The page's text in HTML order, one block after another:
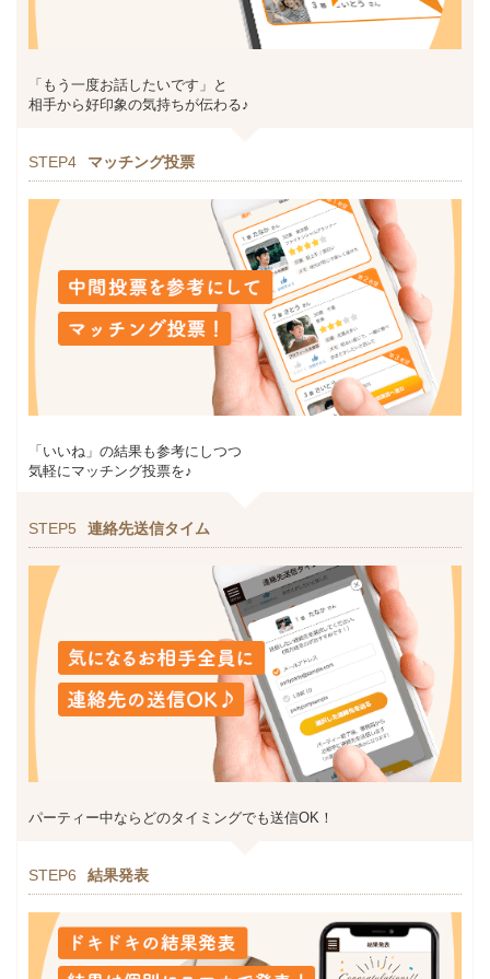
「もう一度お話したいです」と
相手から好印象の気持ちが伝わる♪
STEP4 マッチング投票
「いいね」の結果も参考にしつつ
気軽にマッチング投票を♪
STEP5 連絡先送信タイム
パーティー中ならどのタイミングでも送信OK！
STEP6 結果発表